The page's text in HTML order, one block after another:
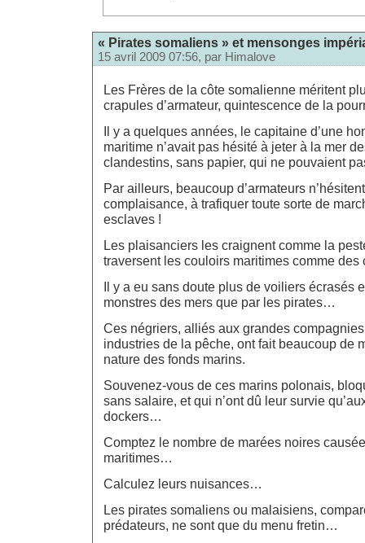
« Pirates somaliens » et mensonges
15 avril 2009 07:56, par Himalove
Les Frères de la côte somalienne méritent
crapules d’armateur, quintescence de la
Il y a quelques années, le capitaine d’une
maritime n’avait pas hésité à jeter à la mer
clandestins, sans papier, qui ne pouvaient
Par ailleurs, beaucoup d’armateurs
complaisance, à trafiquer toute sorte de
esclaves !
Les plaisanciers les craignent comme la
traversent les couloirs maritimes comme
Il y a eu sans doute plus de voiliers écrasés
monstres des mers que par les pirates…
Ces négriers, alliés aux grandes
industries de la pêche, ont fait beaucoup de
nature des fonds marins.
Souvenez-vous de ces marins polonais,
sans salaire, et qui n’ont dû leur survie
dockers…
Comptez le nombre de marées noires
maritimes…
Calculez leurs nuisances…
Les pirates somaliens ou malaisiens,
prédateurs, ne sont que du menu fretin…